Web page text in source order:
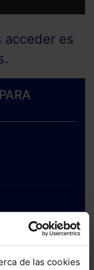
de las cookies
acceder es
ENTRAR